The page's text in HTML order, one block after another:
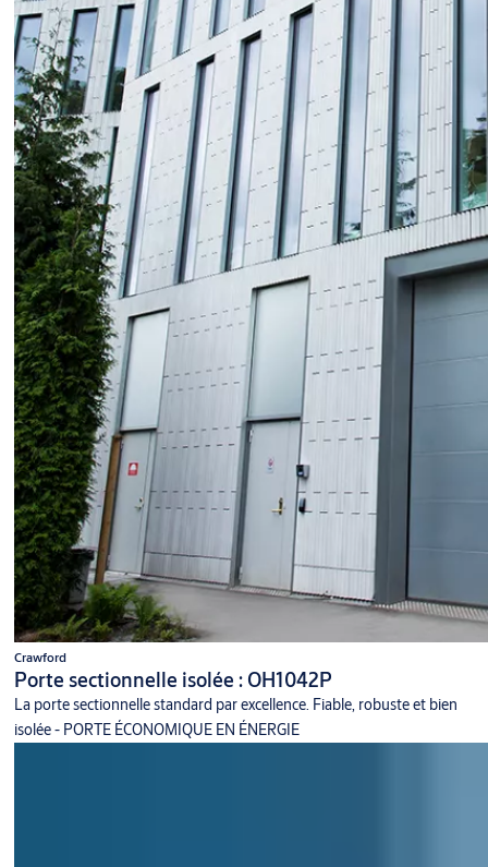
Crawford
Porte sectionnelle isolée : OH1042P
La porte sectionnelle standard par excellence. Fiable, robuste et bien
isolée - PORTE ÉCONOMIQUE EN ÉNERGIE